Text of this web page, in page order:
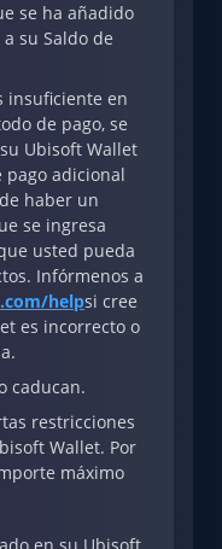
se ha añadido
su Saldo de
insuficiente en
de pago, se
Ubisoft Wallet
pago adicional
haber un
se ingresa
usted pueda
Infórmenos a
helpsi cree
es incorrecto o
caducan.
restricciones
Wallet. Por
máximo